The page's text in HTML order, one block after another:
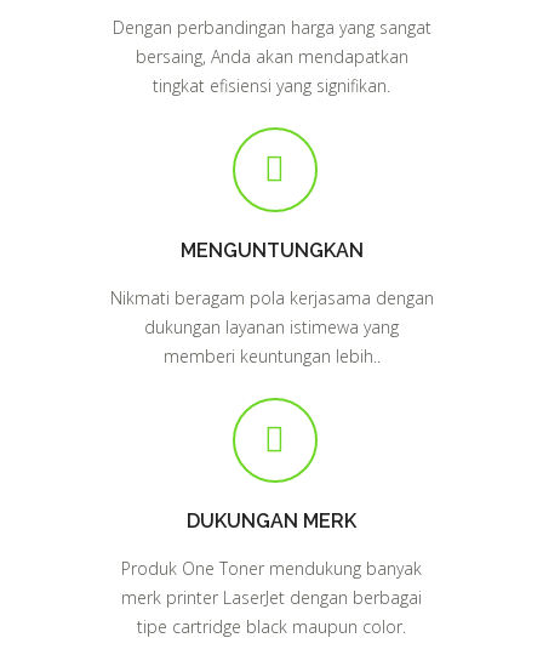
Dengan perbandingan harga yang sangat
bersaing, Anda akan mendapatkan
tingkat efisiensi yang signifikan.
MENGUNTUNGKAN
Nikmati beragam pola kerjasama dengan
dukungan layanan istimewa yang
memberi keuntungan lebih..
DUKUNGAN MERK
Produk One Toner mendukung banyak
merk printer LaserJet dengan berbagai
tipe cartridge black maupun color.